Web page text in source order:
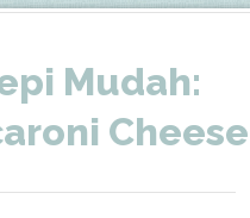
Mudah:
Cheese